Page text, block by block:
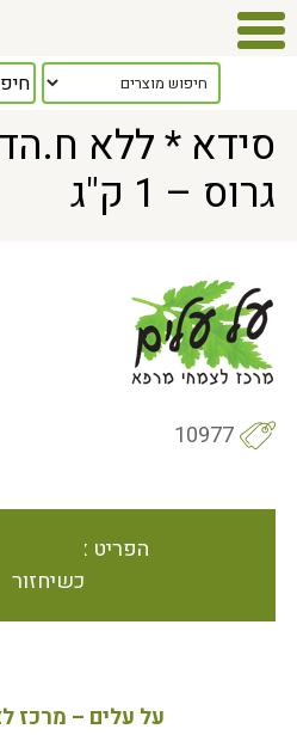
> סידא * ללא ח.הדברה עלים גרוס – 1
סידא * ללא
גרוס – 1 ק"ג
10977
הפריט אינו זמין
כשיחזור
על עלים – מרכז